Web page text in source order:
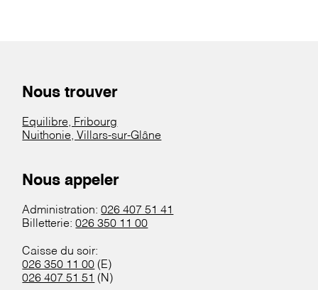
Nous trouver
Equilibre, Fribourg
Nuithonie, Villars-sur-Glâne
Nous appeler
Administration:026 407 51 41
Billetterie:026 350 11 00
Caisse du soir:
026 350 11 00 (E)
026 407 51 51 (N)